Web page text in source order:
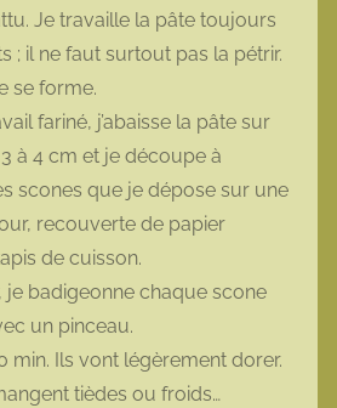
Je travaille la pâte toujours
; il ne faut surtout pas la pétrir.
se forme.
fariné, j’abaisse la pâte sur
à 4 cm et je découpe à
scones que je dépose sur une
recouverte de papier
de cuisson.
je badigeonne chaque scone
un pinceau.
min. Ils vont légèrement dorer.
tièdes ou froids…